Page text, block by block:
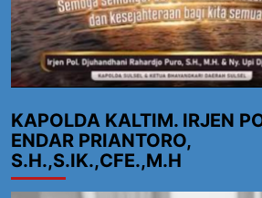
KAPOLDA KALTIM. IRJEN
ENDAR PRIANTORO,
S.H.,S.IK.,CFE.,M.H